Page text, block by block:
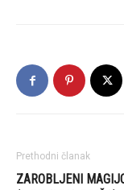
Prethodni članak
ZAROBLJENI